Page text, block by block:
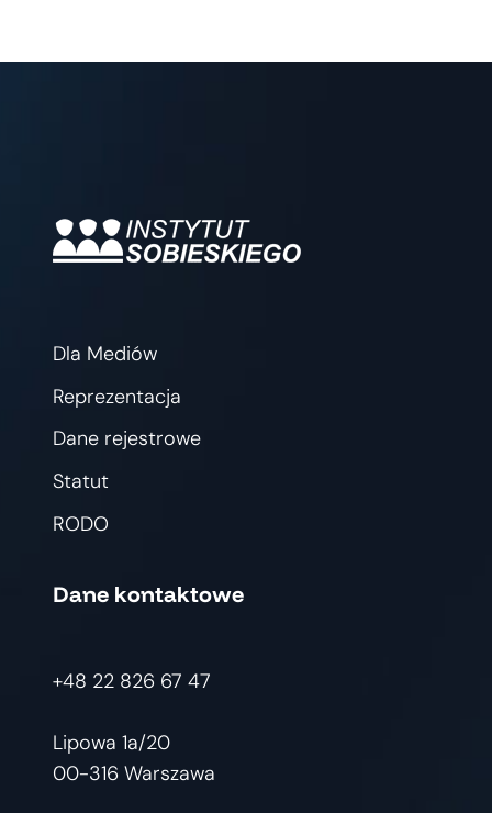
Dla Mediów
Reprezentacja
Dane rejestrowe
Statut
RODO
Dane kontaktowe
+48 22 826 67 47
Lipowa 1a/20
00-316 Warszawa